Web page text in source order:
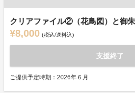
クリアファイル②（花鳥図）と御
¥8,000 (税込/送料込)
支援終了
ご提供予定時期：2026年６月